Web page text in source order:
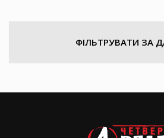
ФІЛЬТРУВАТИ ЗА